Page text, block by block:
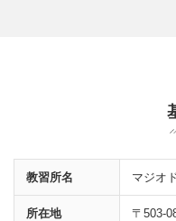
教習所名 マジオ
所在地
〒503-